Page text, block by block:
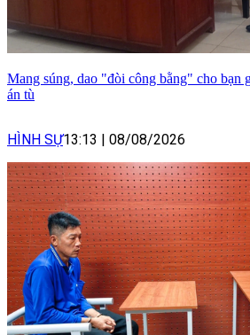
Mang súng, dao "đòi công bằng" cho bạn
án tù
HÌNH SỰ13:13 08/08/2026